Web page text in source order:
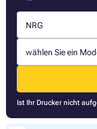
NRG
wählen Sie ein
Ist Ihr Drucker nicht